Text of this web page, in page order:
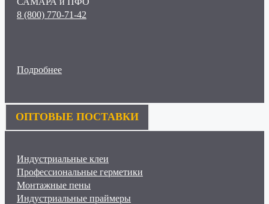
8 (800) 770-71-42
Подробнее
ОПТОВЫЕ ПОСТАВКИ
Индустриальные клеи
Профессиональные герметики
Монтажные пены
Индустриальные праймеры